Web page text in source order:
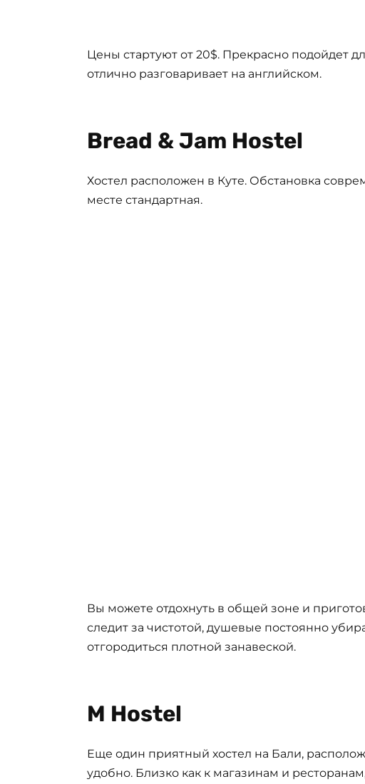
Цены стартуют от 20$. Прекрасно подойдет
отлично разговаривает на английском.
Bread & Jam Hostel
Хостел расположен в Куте. Обстановка
месте стандартная.
Вы можете отдохнуть в общей зоне и
следит за чистотой, душевые постоянно
отгородиться плотной занавеской.
M Hostel
Еще один приятный хостел на Бали,
удобно. Близко как к магазинам и